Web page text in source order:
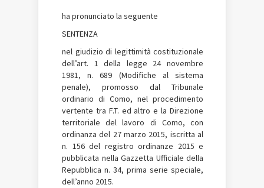
ha pronunciato la seguente
SENTENZA
nel giudizio di legittimità costituzionale
dell’art. 1 della legge 24 novembre
1981, n. 689 (Modifiche al sistema
penale), promosso dal Tribunale
ordinario di Como, nel procedimento
vertente tra F.T. ed altro e la Direzione
territoriale del lavoro di Como, con
ordinanza del 27 marzo 2015, iscritta al
n. 156 del registro ordinanze 2015 e
pubblicata nella Gazzetta Ufficiale della
Repubblica n. 34, prima serie speciale,
dell’anno 2015.